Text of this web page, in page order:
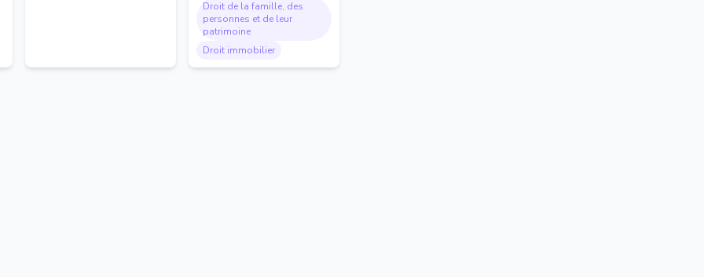
Droit de la famille, des
personnes et de leur
patrimoine
Droit immobilier